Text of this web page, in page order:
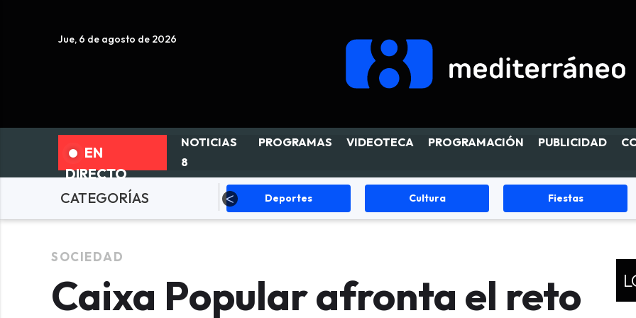
Jue, 6 de agosto de 2026
EN
DIRECTO
NOTICIAS
8
PROGRAMAS VIDEOTECA PROGRAMACIÓN PUBLICIDAD
CATEGORÍASSucesos Deportes Cultura Fiestas
SOCIEDAD
Caixa Popular afronta el reto